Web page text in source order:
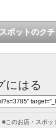
ポットのク
にはる
■このお店・スポッ